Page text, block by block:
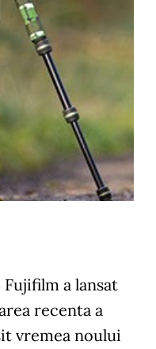
a lansat
recenta a
vremea noului